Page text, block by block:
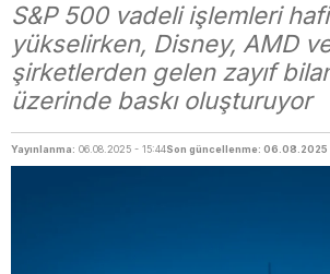
S&P 500 vadeli işlemleri
yükselirken, Disney, AMD
şirketlerden gelen zayıf
üzerinde baskı oluşturuyor
Yayınlanma: 06.08.2025 - 15:44Son güncellenme: 06.08.2025